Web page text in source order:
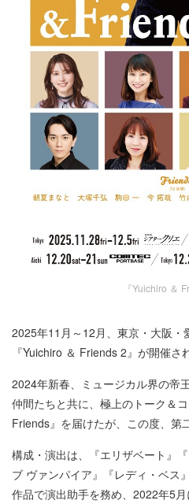
『Yuichiro ＆
2025年11月～12月、東京・大阪・
『Yuichiro ＆ Friends 2』が開催さ
2024年新春、ミュージカル界の帝
仲間たちと共に、極上のトーク＆
Friends』を届けたが、この度、第
構成・演出は、『エリザベート』
ブ ヴァンパイア』『レディ・ベス
作品で演出助手を務め、2022年5